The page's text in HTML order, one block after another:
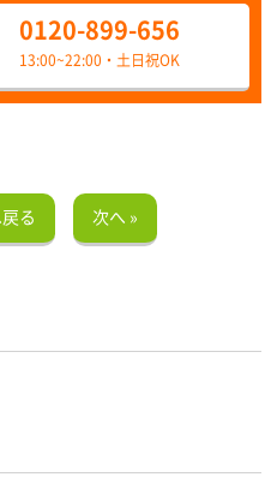
0120-899-656
13:00~22:00・土日祝OK
る 次へ »